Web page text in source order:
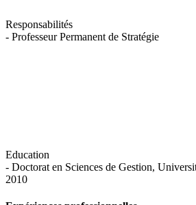
Responsabilités
- Professeur Permanent de Stratégie
Education
- Doctorat en Sciences de Gestion,
2010